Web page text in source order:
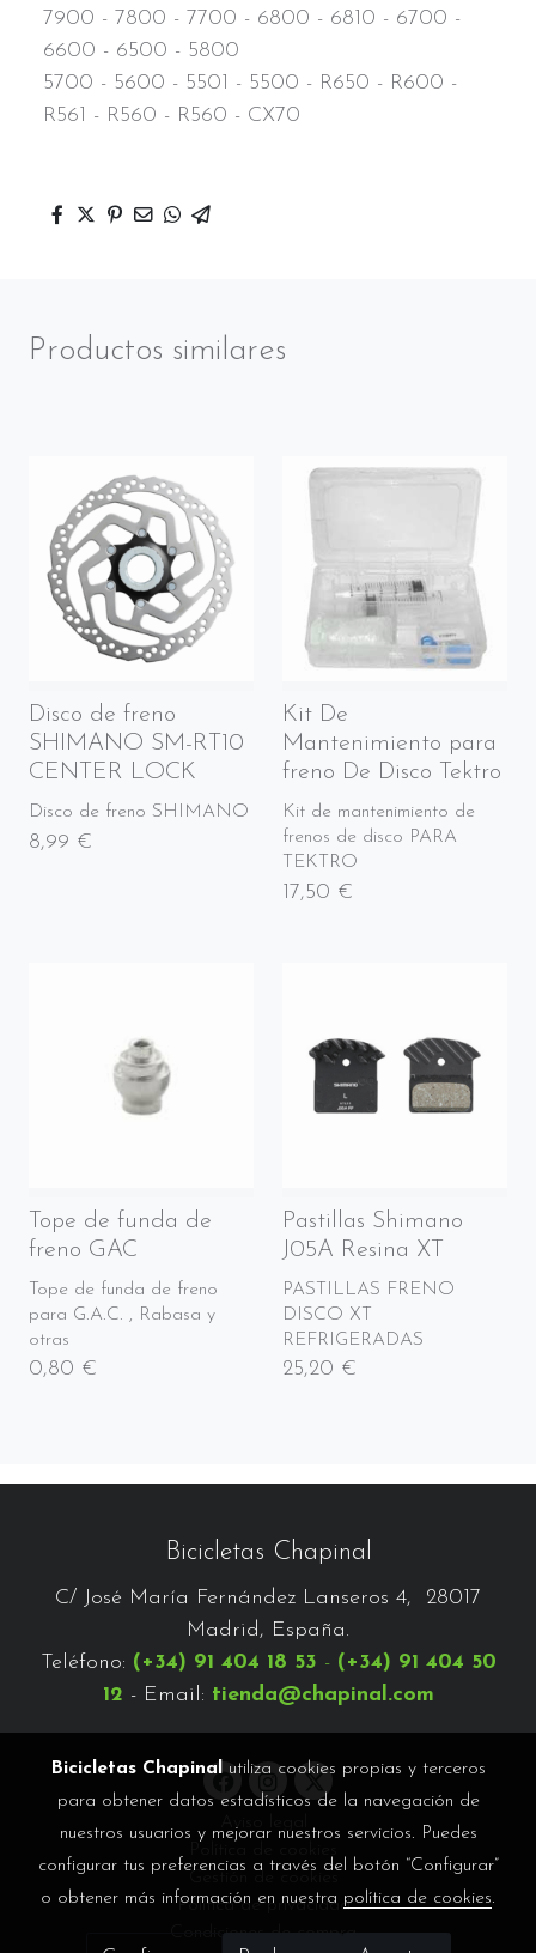
7900 - 7800 - 7700 - 6800 - 6810 - 6700 -
6600 - 6500 - 5800
5700 - 5600 - 5501 - 5500 - R650 - R600 -
R561 - R560 - R560 - CX70
Productos similares
Disco de freno
SHIMANO SM-RT10
CENTER LOCK
Disco de freno SHIMANO
8,99 €
Kit De
Mantenimiento para
freno De Disco Tektro
Kit de mantenimiento de
frenos de disco PARA
TEKTRO
17,50 €
Tope de funda de
freno GAC
Tope de funda de freno
para G.A.C. , Rabasa y
otras
0,80 €
Pastillas Shimano
J05A Resina XT
PASTILLAS FRENO
DISCO XT
REFRIGERADAS
25,20 €
Bicicletas Chapinal
C/ José María Fernández Lanseros 4, 28017
Madrid, España.
Teléfono: (+34) 91 404 18 53 - (+34) 91 404 50
12 - Email: tienda@chapinal.com
Política de privacidad
Condiciones de compra
Bicicletas Chapinal
utiliza cookies propias y terceros
para obtener datos estadísticos de la navegación de
nuestros usuarios y mejorar nuestros servicios. Puedes
configurar tus preferencias a través del botón “Configurar”
o obtener más información en nuestra política de cookies.